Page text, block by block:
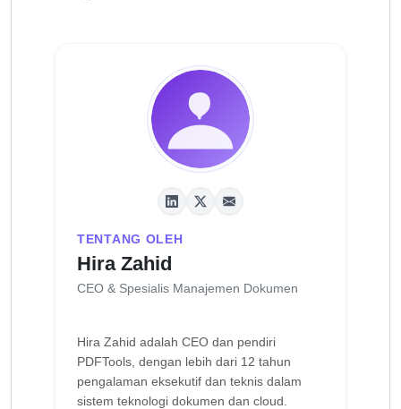
TENTANG OLEH
Hira Zahid
CEO & Spesialis Manajemen Dokumen
Hira Zahid adalah CEO dan pendiri
PDFTools, dengan lebih dari 12 tahun
pengalaman eksekutif dan teknis dalam
sistem teknologi dokumen dan cloud.